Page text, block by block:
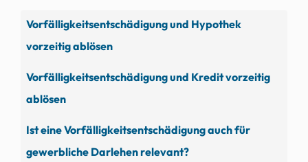
Vorfälligkeitsentschädigung und Hypothek
vorzeitig ablösen
Vorfälligkeitsentschädigung und Kredit vorzeitig
ablösen
Ist eine Vorfälligkeitsentschädigung auch für
gewerbliche Darlehen relevant?